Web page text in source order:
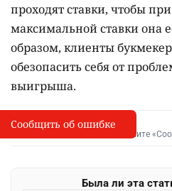
проходят ставки, чтобы
максимальной ставки она
образом, клиенты
обезопасить себя от
выигрыша.
I
Сообщить об опечатке
Выделите фрагмент и нажмите
Была ли эта
Сообщить об ошибке